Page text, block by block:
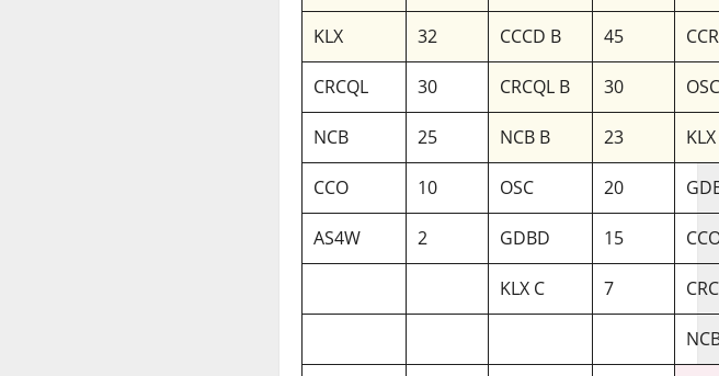
KLX 32 CCCD B 45
CRCQL 30 CRCQL B 30
NCB 25 NCB B 23
CCO 10 OSC 20
AS4W 2 GDBD 15
KLX C 7